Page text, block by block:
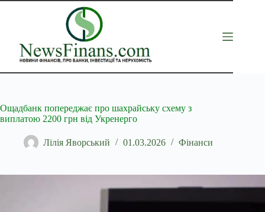
Перейти
Ощадбанк попереджає про шахрайську схему з
виплатою 2200 грн від Укренерго
Лілія Яворський 01.03.2026 Фінанси